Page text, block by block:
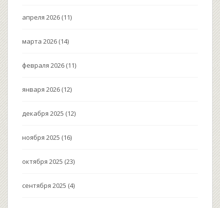
апреля 2026 (11)
марта 2026 (14)
февраля 2026 (11)
января 2026 (12)
декабря 2025 (12)
ноября 2025 (16)
октября 2025 (23)
сентября 2025 (4)